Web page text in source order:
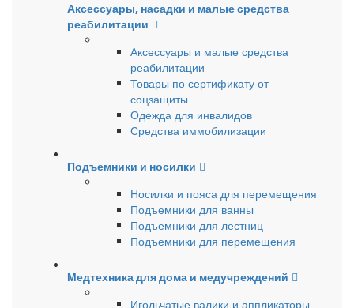
Аксессуары, насадки и малые средства
реабилитации
Аксессуары и малые средства
реабилитации
Товары по сертификату от
соцзащиты
Одежда для инвалидов
Средства иммобилизации
Подъемники и носилки
Носилки и пояса для перемещения
Подъемники для ванны
Подъемники для лестниц
Подъемники для перемещения
Медтехника для дома и медучреждений
Игольчатые валики и аппликаторы